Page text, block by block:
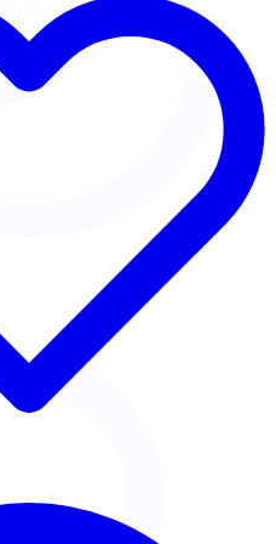
Prospekt blättern: